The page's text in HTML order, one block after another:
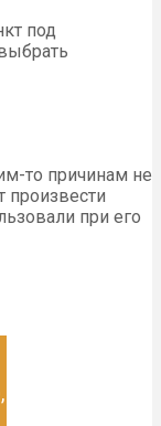
под
то причинам не
произвести
при его